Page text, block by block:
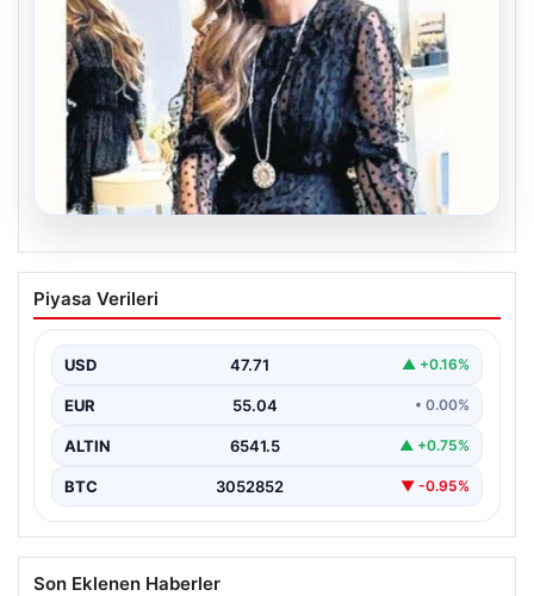
Bavulun ortak paydası kitap
Çocukluğundan bu yana aynı anda birkaç kitap
Piyasa Verileri
USD 47.71 ▲ +0.16%
EUR 55.04 • 0.00%
ALTIN 6541.5 ▲ +0.75%
BTC 3052852 ▼ -0.95%
Son Eklenen Haberler